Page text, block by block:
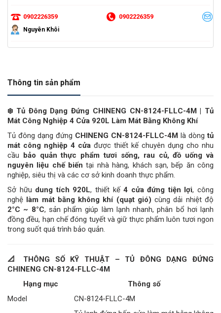
0902226359 0902226359
Nguyên Khôi
Thông tin sản phẩm
❄ ️ Tủ Đông Dạng Đứng CHINENG CN-8124-FLLC-4M | Tủ
Mát Công Nghiệp 4 Cửa 920L Làm Mát Bằng Không Khí
Tủ đông dạng đứng CHINENG CN-8124-FLLC-4M là dòngtủ
mát công nghiệp 4 cửa được thiết kế chuyên dụng cho nhu
cầu bảo quản thực phẩm tươi sống, rau củ, đồ uống và
nguyên liệu chế biến tại nhà hàng, khách sạn, bếp ăn công
nghiệp, siêu thị và các cơ sở kinh doanh thực phẩm.
Sở hữu dung tích 920L, thiết kế4 cửa đứng tiện lợi, công
nghệ làm mát bằng không khí (quạt gió) cùng dải nhiệt độ
2°C ~ 8°C, sản phẩm giúp làm lạnh nhanh, phân bổ hơi lạnh
đồng đều, hạn chế đóng tuyết và giữ thực phẩm luôn tươi ngon
trong suốt quá trình bảo quản.
📐
THÔNG SỐ KỸ THUẬT – TỦ ĐÔNG DẠNG ĐỨNG
CHINENG CN-8124-FLLC-4M
Hạng mục
Thông số
Model
CN-8124-FLLC-4M